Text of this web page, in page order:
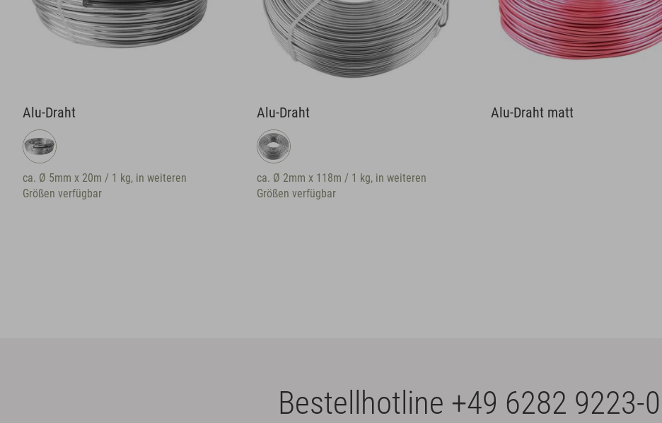
Alu-Draht
ca. Ø 5mm x 20m / 1 kg, in weiteren
Größen verfügbar
Alu-Draht
ca. Ø 2mm x 118m / 1 kg, in weiteren
Größen verfügbar
Alu-Draht matt
Bestellhotline +49 6282 9223-0